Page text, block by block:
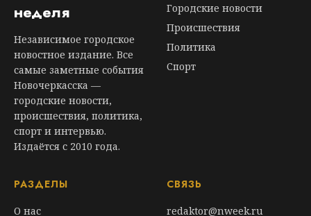
неделя
Независимое городское
новостное издание. Все
самые заметные события
Новочеркасска —
городские новости,
происшествия, политика,
спорт и интервью.
Издаётся с 2010 года.
Городские новости
Происшествия
Политика
Спорт
РАЗДЕЛЫ
О нас
СВЯЗЬ
redaktor@nweek.ru